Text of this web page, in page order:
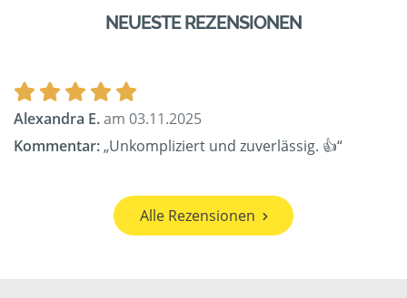
NEUESTE REZENSIONEN
Alexandra E.am 03.11.2025
Kommentar:„Unkompliziert und zuverlässig. 👍“
Alle Rezensionen